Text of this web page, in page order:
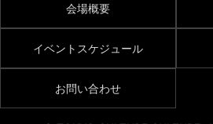
会場概要
イベントスケジュール
お問い合わせ